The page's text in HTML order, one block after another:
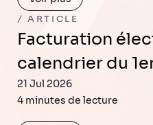
ARTICLE
Facturation électronique : le
calendrier du
21 Jul 2026
4 minutes de lecture